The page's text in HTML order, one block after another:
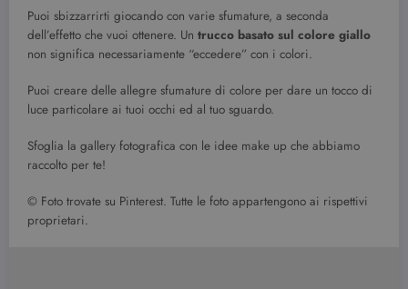
Puoi sbizzarrirti giocando con varie sfumature, a seconda
dell’effetto che vuoi ottenere. Un trucco basato sul colore giallo
non significa necessariamente “eccedere” con i colori.
Puoi creare delle allegre sfumature di colore per dare un tocco di
luce particolare ai tuoi occhi ed al tuo sguardo.
Sfoglia la gallery fotografica con le idee make up che abbiamo
raccolto per te!
© Foto trovate su Pinterest. Tutte le foto appartengono ai rispettivi
proprietari.